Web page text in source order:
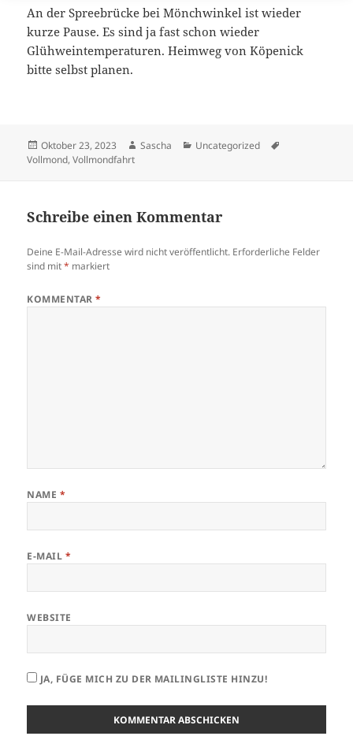
An der Spreebrücke bei Mönchwinkel ist wieder
kurze Pause. Es sind ja fast schon wieder
Glühweintemperaturen. Heimweg von Köpenick
bitte selbst planen.
Veröffentlicht
am
Oktober 23, 2023 Autor
Sascha Kategorien
Uncategorized
Vollmond,Vollmondfahrt
Schreibe einen Kommentar
Deine E-Mail-Adresse wird nicht veröffentlicht. Erforderliche Felder
sind mit* markiert
KOMMENTAR*
NAME *
E-MAIL *
WEBSITE
JA, FÜGE MICH ZU DER MAILINGLISTE HINZU!